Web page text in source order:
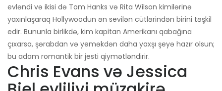
evləndi və ikisi də Tom Hanks və Rita Wilson kimilərinə
yaxınlaşaraq Hollywoodun ən sevilən cütlərindən birini təşkil
edir. Bununla birlikdə, kim kapitan Amerikanı qabağına
çıxarsa, şərabdan və yeməkdən daha yaxşı şeyə hazır olsun;
bu adam romantik bir jesti qiymətləndirir.
Chris Evans və Jessica